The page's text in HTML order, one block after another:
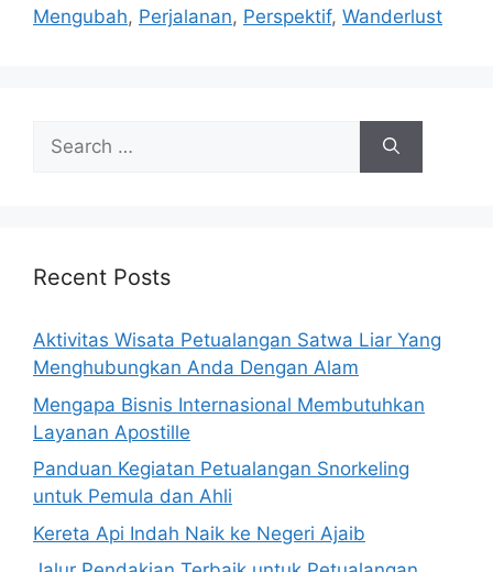
Mengubah, Perjalanan, Perspektif, Wanderlust
Search
for:
Recent Posts
Aktivitas Wisata Petualangan Satwa Liar Yang
Menghubungkan Anda Dengan Alam
Mengapa Bisnis Internasional Membutuhkan
Layanan Apostille
Panduan Kegiatan Petualangan Snorkeling
untuk Pemula dan Ahli
Kereta Api Indah Naik ke Negeri Ajaib